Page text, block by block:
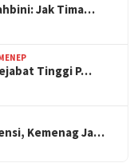
Jak Tima…
Tinggi P…
Kemenag Ja…